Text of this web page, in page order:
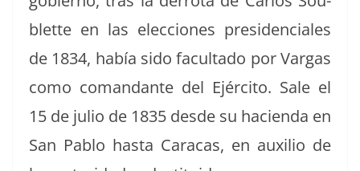
blette en las elec­ciones pres­i­den­ciales
de 1834, había sido fac­ul­ta­do por Var­gas
como coman­dante del Ejérci­to. Sale el
15 de julio de 1835 des­de su hacien­da en
San Pablo has­ta Cara­cas, en aux­ilio de